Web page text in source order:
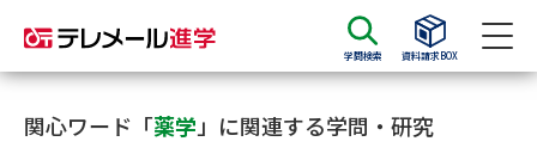
学問検索 資料請求BOX
資料請求 資料検索
関心ワード「薬学 」に関連する学問・研究